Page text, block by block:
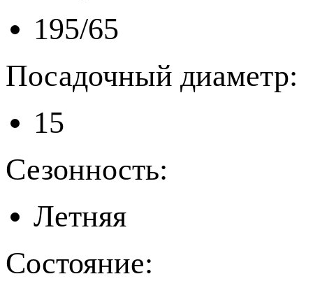
195/65
Посадочный диаметр:
15
Сезонность:
Летняя
Состояние: